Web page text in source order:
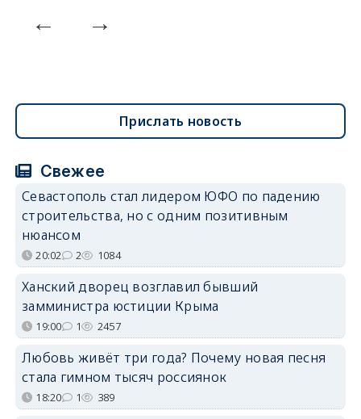
Прислать новость
Свежее
Севастополь стал лидером ЮФО по падению
строительства, но с одним позитивным
нюансом
20:02 2 1084
Ханский дворец возглавил бывший
замминистра юстиции Крыма
19:00 1 2457
Любовь живёт три года? Почему новая песня
стала гимном тысяч россиянок
18:20 1 389